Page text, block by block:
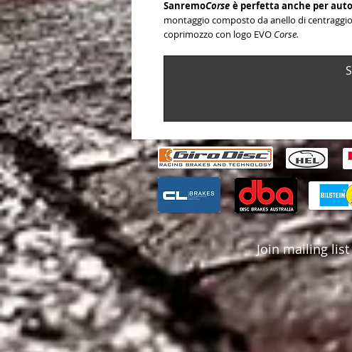
SanremoCorse è perfetta anche per
montaggio composto da anello di
coprimozzo con logo EVO Corse.
Join mailing list